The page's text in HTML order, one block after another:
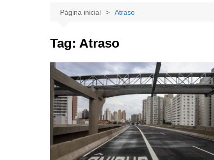
Página inicial Atraso
Tag: Atraso